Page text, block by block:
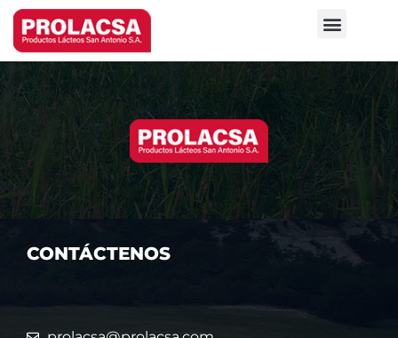
CONTÁCTENOS